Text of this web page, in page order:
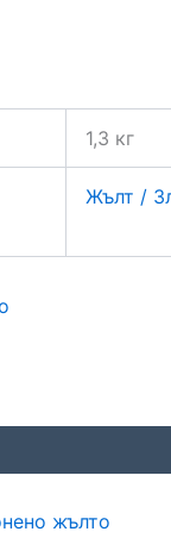
1,3 кг
Жълт /